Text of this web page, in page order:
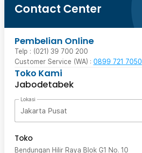
Contact Center
Pembelian Online
Telp : (021) 39 700 200
Customer Service (WA) : 0899 721 7050
Toko Kami
Jabodetabek
Lokasi
Jakarta Pusat
Toko
Bendungan Hilir Raya Blok G1 No. 10